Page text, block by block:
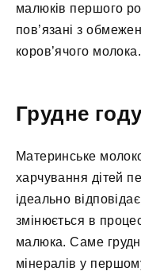
малюків першого
пов’язані з
коров’ячого молока.
Грудне
Материнське
харчування дітей
ідеально
змінюється в
малюка. Саме
мінералів у